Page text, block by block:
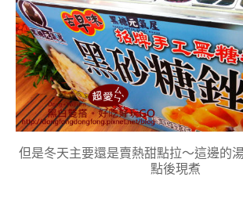
但是冬天主要還是賣熱甜點拉～這邊的
點後現煮